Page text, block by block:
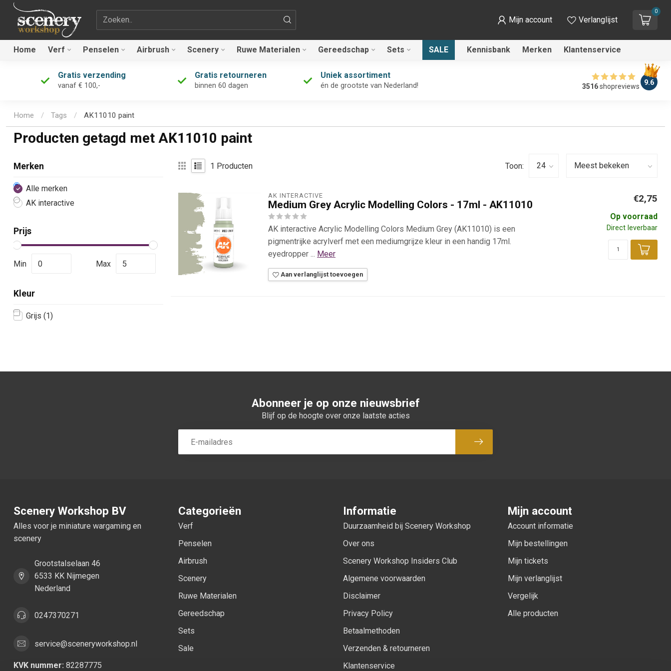
Zoekterm Mijn account Verlanglijst
0
Home Verf Penselen Airbrush Scenery Ruwe Materialen Gereedschap Sets SALE Kennisbank Merken Klantenservice
Gratis verzending
vanaf € 100,-
Gratis retourneren
binnen 60 dagen
Uniek assortiment
én de grootste van Nederland! 3516shopreviews 9.6
Home / Tags / AK11010 paint
Producten getagd met AK11010 paint
Merken
Alle merken
AK interactive
Kleur
Grijs (1)
Prijs
Min Max
1 Producten Toon:
AK INTERACTIVE
Medium Grey Acrylic Modelling Colors - 17ml - AK11010
AK interactive Acrylic Modelling Colors Medium Grey (AK11010) is een
pigmentrijke acrylverf met een mediumgrijze kleur in een handig 17ml.
eyedropper ... Meer
Aan verlanglijst toevoegen
€2,75
Op voorraad
Direct leverbaar
Abonneer je op onze nieuwsbrief
Blijf op de hoogte over onze laatste acties
Abonneer
Scenery Workshop BV
Alles voor je miniature wargaming en
scenery
Grootstalselaan 46
6533 KK Nijmegen
Nederland
0247370271
service@sceneryworkshop.nl
KVK nummer: 82287775
Categorieën
Verf
Penselen
Airbrush
Scenery
Ruwe Materialen
Gereedschap
Sets
Sale
Informatie
Duurzaamheid bij Scenery Workshop
Over ons
Scenery Workshop Insiders Club
Algemene voorwaarden
Disclaimer
Privacy Policy
Betaalmethoden
Verzenden & retourneren
Klantenservice
Mijn account
Account informatie
Mijn bestellingen
Mijn tickets
Mijn verlanglijst
Vergelijk
Alle producten